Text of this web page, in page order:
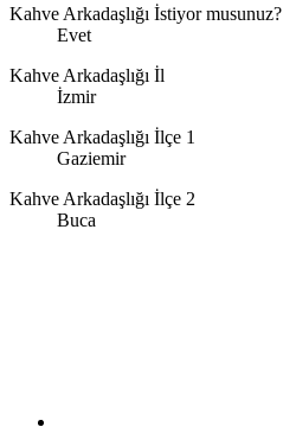
Kahve Arkadaşlığı İstiyor musunuz?
Evet
Kahve Arkadaşlığı İl
İzmir
Kahve Arkadaşlığı İlçe 1
Gaziemir
Kahve Arkadaşlığı İlçe 2
Buca